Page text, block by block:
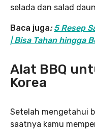
selada dan salad
Baca juga:5 Resep
| Bisa Tahan hingga
Alat BBQ
Korea
Setelah mengetahui
saatnya kamu